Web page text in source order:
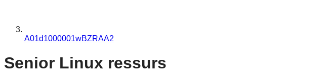
A01d1000001wBZRAA2
Senior Linux ressurs